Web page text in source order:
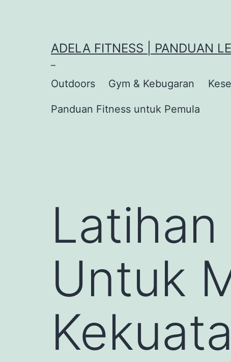
ADELA FITNESS | PANDUAN
–
Outdoors Gym & Kebugaran
Panduan Fitness untuk Pemula
Untuk